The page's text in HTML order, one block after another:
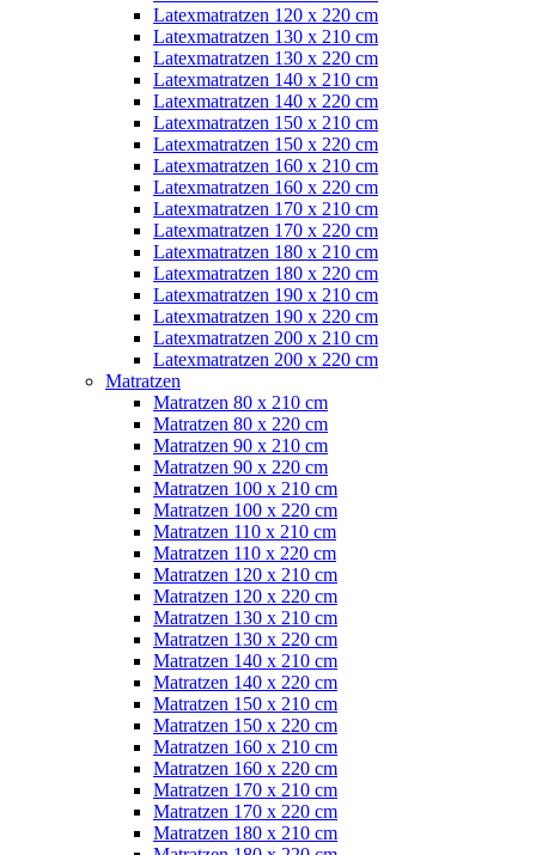
Latexmatratzen 120 x 220 cm
Latexmatratzen 130 x 210 cm
Latexmatratzen 130 x 220 cm
Latexmatratzen 140 x 210 cm
Latexmatratzen 140 x 220 cm
Latexmatratzen 150 x 210 cm
Latexmatratzen 150 x 220 cm
Latexmatratzen 160 x 210 cm
Latexmatratzen 160 x 220 cm
Latexmatratzen 170 x 210 cm
Latexmatratzen 170 x 220 cm
Latexmatratzen 180 x 210 cm
Latexmatratzen 180 x 220 cm
Latexmatratzen 190 x 210 cm
Latexmatratzen 190 x 220 cm
Latexmatratzen 200 x 210 cm
Latexmatratzen 200 x 220 cm
Matratzen
Matratzen 80 x 210 cm
Matratzen 80 x 220 cm
Matratzen 90 x 210 cm
Matratzen 90 x 220 cm
Matratzen 100 x 210 cm
Matratzen 100 x 220 cm
Matratzen 110 x 210 cm
Matratzen 110 x 220 cm
Matratzen 120 x 210 cm
Matratzen 120 x 220 cm
Matratzen 130 x 210 cm
Matratzen 130 x 220 cm
Matratzen 140 x 210 cm
Matratzen 140 x 220 cm
Matratzen 150 x 210 cm
Matratzen 150 x 220 cm
Matratzen 160 x 210 cm
Matratzen 160 x 220 cm
Matratzen 170 x 210 cm
Matratzen 170 x 220 cm
Matratzen 180 x 210 cm